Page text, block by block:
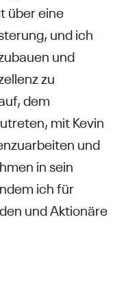
über eine
und ich
und
zu
dem
mit Kevin
und
in sein
ich für
und Aktionäre